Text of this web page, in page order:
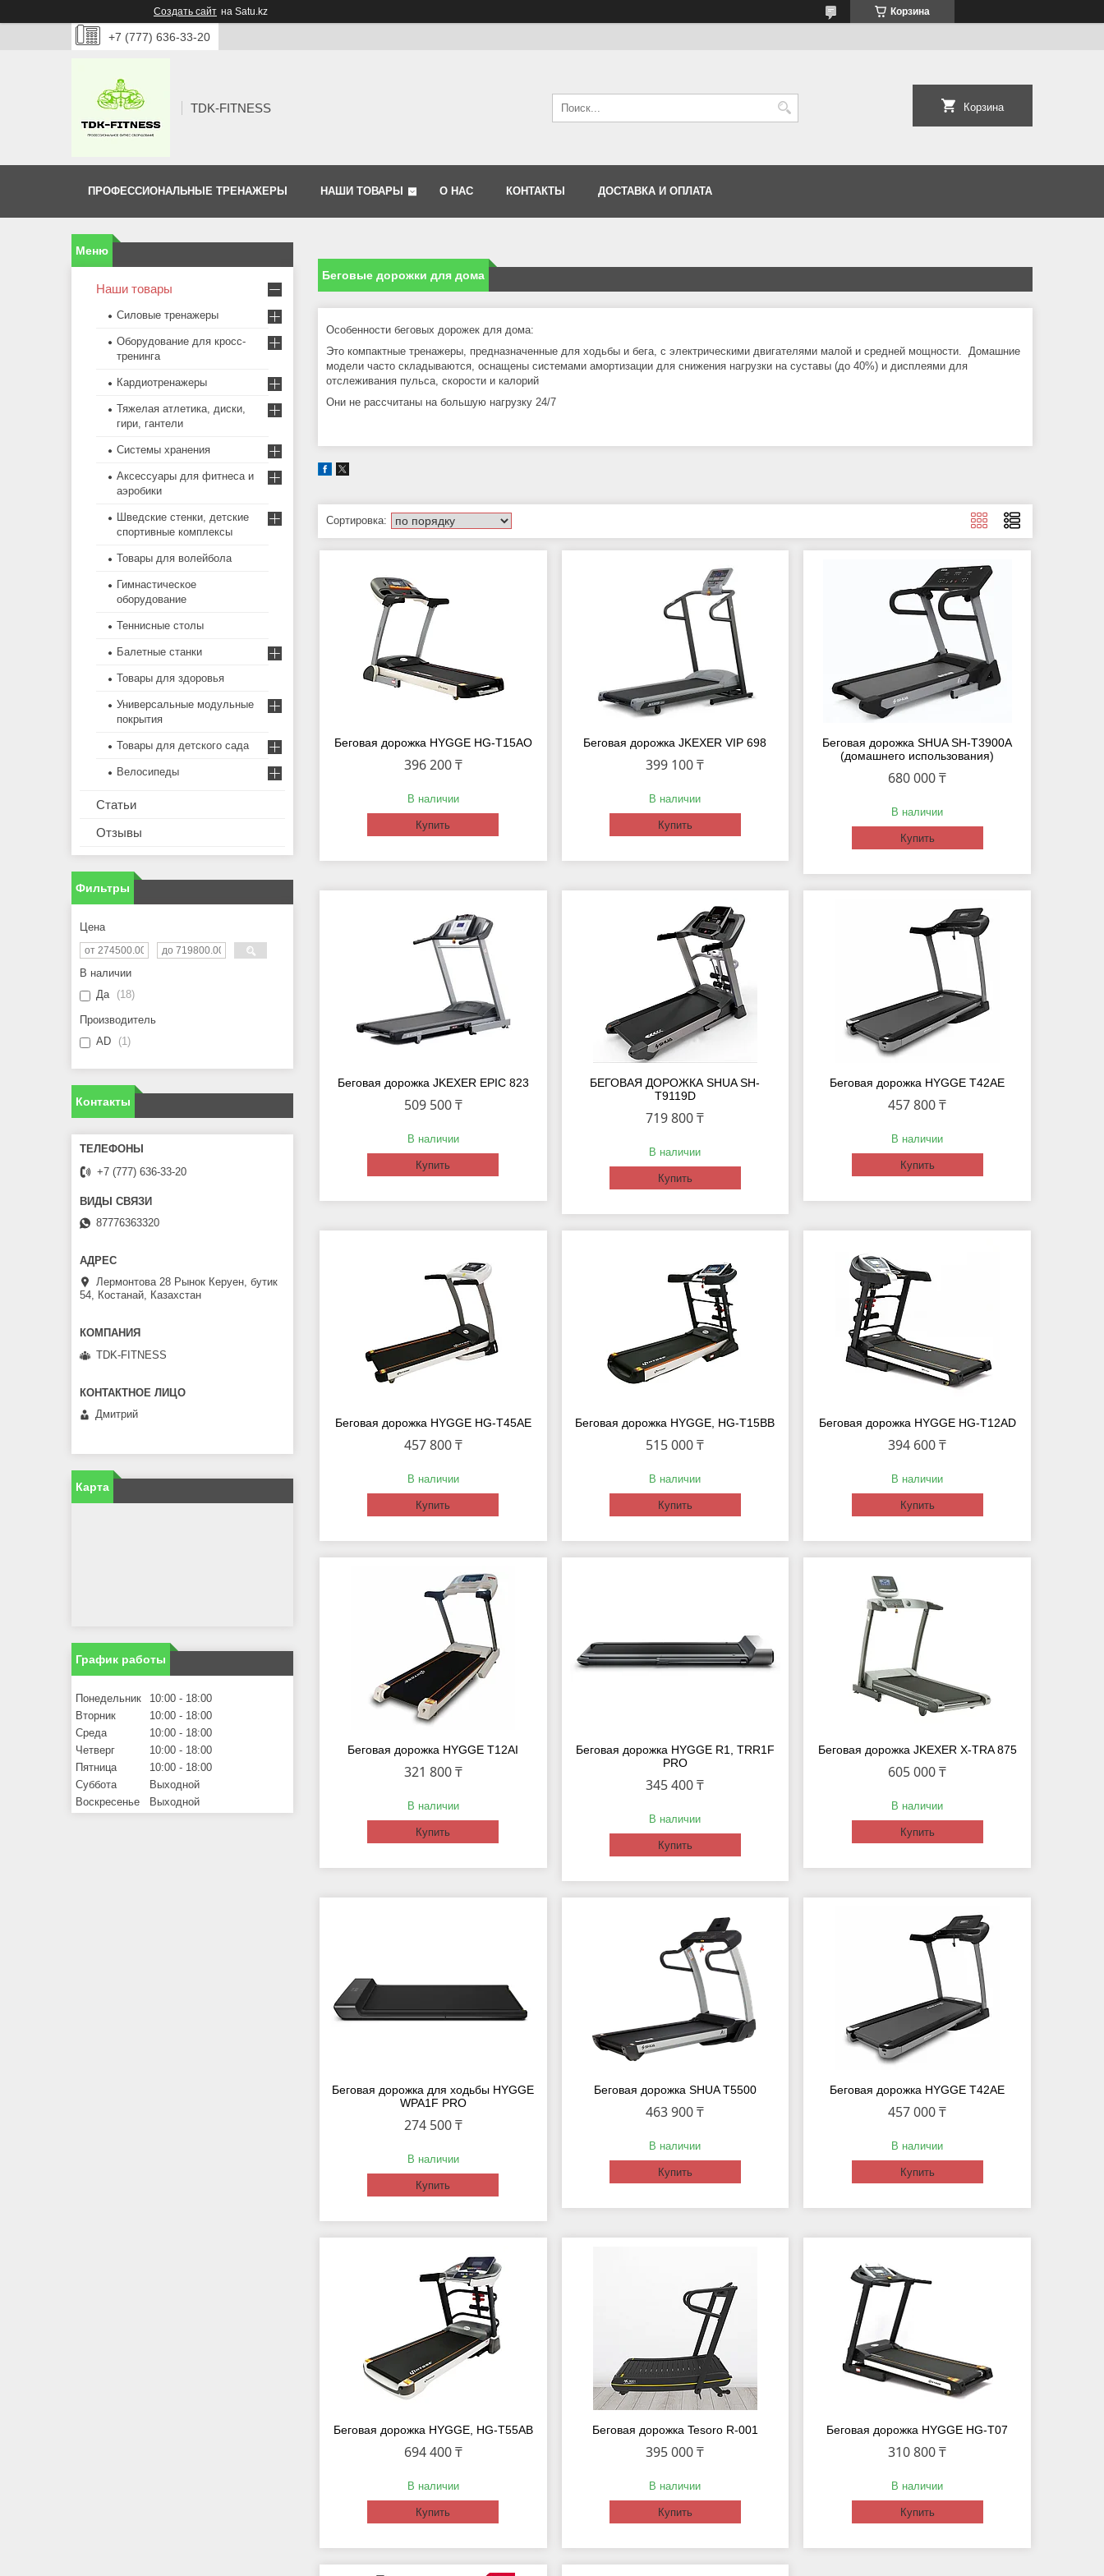
Создать сайт на Satu.kz Корзина
+7 (777) 636-33-20
TDK-FITNESS Корзина
ПРОФЕССИОНАЛЬНЫЕ ТРЕНАЖЕРЫ НАШИ ТОВАРЫ О НАС КОНТАКТЫ ДОСТАВКА И ОПЛАТА
Беговые дорожки для дома
Особенности беговых дорожек для дома:
Это компактные тренажеры, предназначенные для ходьбы и бега, с электрическими двигателями малой и средней мощности. Домашние
модели часто складываются, оснащены системами амортизации для снижения нагрузки на суставы (до 40%) и дисплеями для
отслеживания пульса, скорости и калорий
Они не рассчитаны на большую нагрузку 24/7
Беговая дорожка HYGGE HG-T15AO
396 200 ₸
В наличии
Купить
Беговая дорожка JKEXER VIP 698
399 100 ₸
В наличии
Купить
Беговая дорожка SHUA SH-T3900A
(домашнего использования)
680 000 ₸
В наличии
Купить
Беговая дорожка JKEXER EPIC 823
509 500 ₸
В наличии
Купить
БЕГОВАЯ ДОРОЖКА SHUA SH-
T9119D
719 800 ₸
В наличии
Купить
Беговая дорожка HYGGE T42AE
457 800 ₸
В наличии
Купить
Беговая дорожка HYGGE HG-T45AE
457 800 ₸
В наличии
Купить
Беговая дорожка HYGGE, HG-T15BB
515 000 ₸
В наличии
Купить
Беговая дорожка HYGGE HG-T12AD
394 600 ₸
В наличии
Купить
Беговая дорожка HYGGE T12AI
321 800 ₸
В наличии
Купить
Беговая дорожка HYGGE R1, TRR1F
PRO
345 400 ₸
В наличии
Купить
Беговая дорожка JKEXER X-TRA 875
605 000 ₸
В наличии
Купить
Беговая дорожка для ходьбы HYGGE
WPA1F PRO
274 500 ₸
В наличии
Купить
Беговая дорожка SHUA T5500
463 900 ₸
В наличии
Купить
Беговая дорожка HYGGE T42AE
457 000 ₸
В наличии
Купить
Беговая дорожка HYGGE, HG-T55AB
694 400 ₸
В наличии
Купить
Беговая дорожка Tesoro R-001
395 000 ₸
В наличии
Купить
Беговая дорожка HYGGE HG-T07
310 800 ₸
В наличии
Купить
Наши товары
Силовые тренажеры
Оборудование для кросс-
тренинга
Кардиотренажеры
Тяжелая атлетика, диски,
гири, гантели
Системы хранения
Аксессуары для фитнеса и
аэробики
Шведские стенки, детские
спортивные комплексы
Товары для волейбола
Гимнастическое
оборудование
Теннисные столы
Балетные станки
Товары для здоровья
Универсальные модульные
покрытия
Товары для детского сада
Велосипеды
Статьи
Отзывы
Фильтры
Цена
В наличии
Да
18
Производитель
AD
1
Контакты
+7 (777) 636-33-20
87776363320
Лермонтова 28 Рынок Керуен, бутик
54, Костанай, Казахстан
TDK-FITNESS
Дмитрий
Карта
График работы
Понедельник 10:00
18:00
Вторник
10:00
18:00
Среда
10:00
18:00
Четверг
10:00
18:00
Пятница
10:00
18:00
Суббота
Выходной
Воскресенье
Выходной